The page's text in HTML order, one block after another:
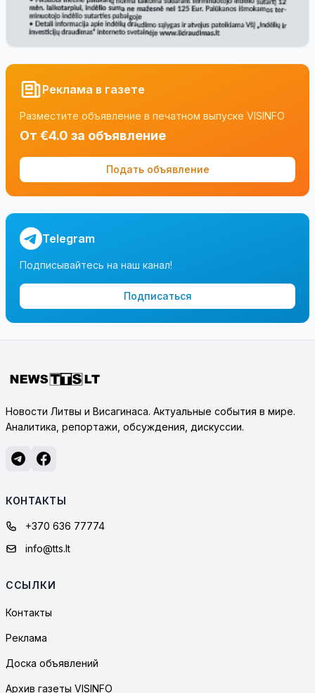
Реклама в газете
Разместите объявление в печатном выпуске VISINFO
От €4.0 за объявление
Подать объявление
Telegram
Подписывайтесь на наш канал!
Подписаться
Новости Литвы и Висагинаса. Актуальные события в мире.
Аналитика, репортажи, обсуждения, дискуссии.
КОНТАКТЫ
+370 636 77774
info@tts.lt
ССЫЛКИ
Контакты
Реклама
Доска объявлений
Архив газеты VISINFO